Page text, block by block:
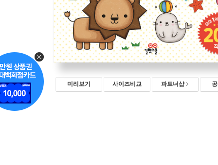
미리보기 사이즈비교 파트너샵